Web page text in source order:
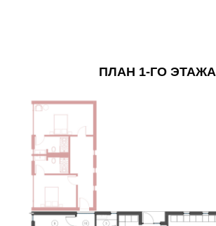
ПЛАН 1-ГО ЭТАЖА